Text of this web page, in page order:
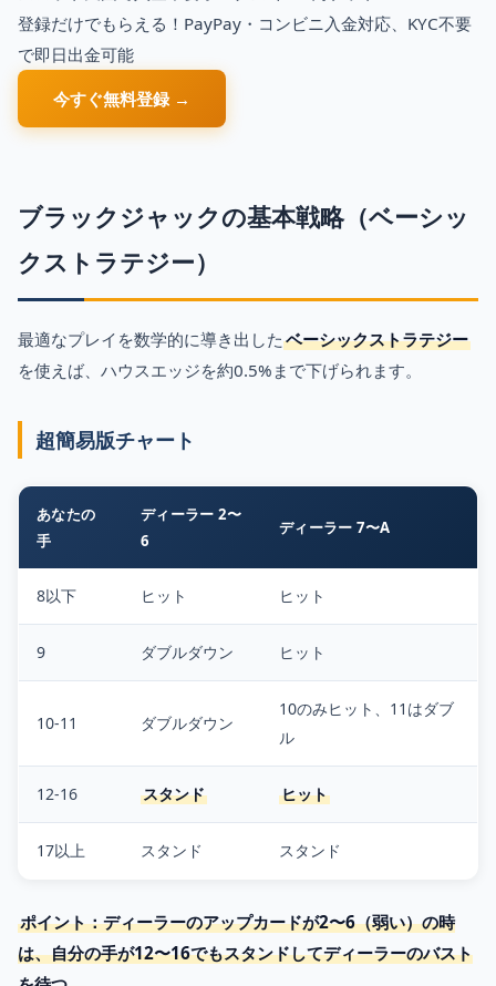
登録だけでもらえる！PayPay・コンビニ入金対応、KYC不要
で即日出金可能
今すぐ無料登録 →
ブラックジャックの基本戦略（ベーシッ
クストラテジー）
最適なプレイを数学的に導き出した ベーシックストラテジー
を使えば、ハウスエッジを約0.5%まで下げられます。
超簡易版チャート
あなたの
手
ディーラー 2〜
6
ディーラー 7〜A
8以下 ヒット ヒット
9 ダブルダウン ヒット
10-11 ダブルダウン
10のみヒット、11はダブ
ル
12-16 スタンド ヒット
17以上 スタンド スタンド
ポイント：ディーラーのアップカードが2〜6（弱い）の時
は、自分の手が12〜16でもスタンドしてディーラーのバスト